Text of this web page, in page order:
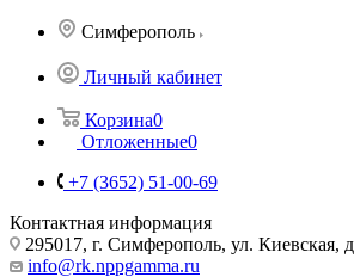
Симферополь
Личный кабинет
Корзина0
Отложенные0
+7 (3652) 51-00-69
Контактная информация
295017, г. Симферополь, ул. Киевская,
info@rk.nppgamma.ru